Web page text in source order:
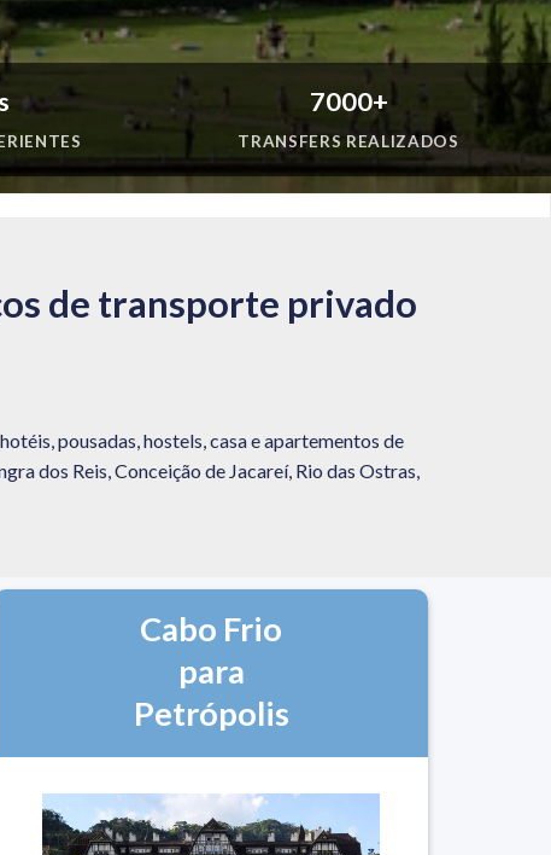
7000+
TRANSFERS REALIZADOS
de transporte privado
pousadas, hostels, casa e apartementos de
dos Reis, Conceição de Jacareí, Rio das Ostras,
Cabo Frio
para
Petrópolis